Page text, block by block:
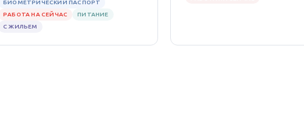
БИОМЕТРИЧЕСКИЙ ПАСПОРТ
РАБОТА НА СЕЙЧАС
ПИТАНИЕ
С ЖИЛЬЕМ